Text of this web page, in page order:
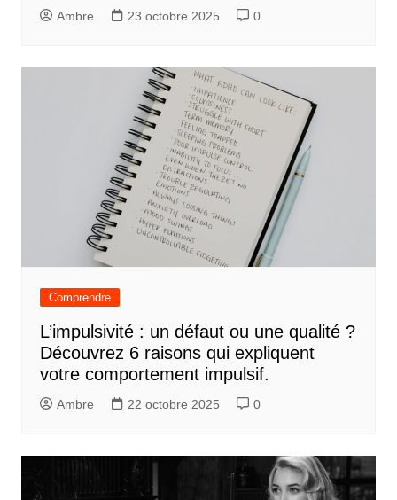
Ambre 23 octobre 2025 0
Comprendre
L’impulsivité : un défaut ou une qualité ?
Découvrez 6 raisons qui expliquent
votre comportement impulsif.
Ambre 22 octobre 2025 0